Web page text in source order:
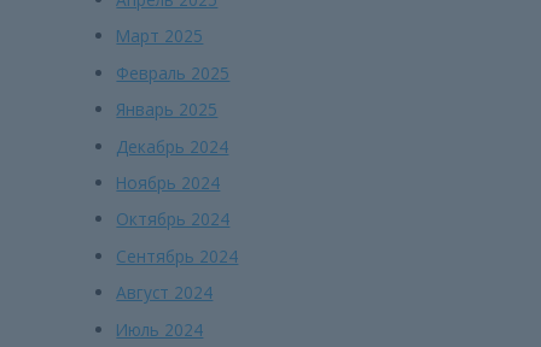
Март 2025
Февраль 2025
Январь 2025
Декабрь 2024
Ноябрь 2024
Октябрь 2024
Сентябрь 2024
Август 2024
Июль 2024